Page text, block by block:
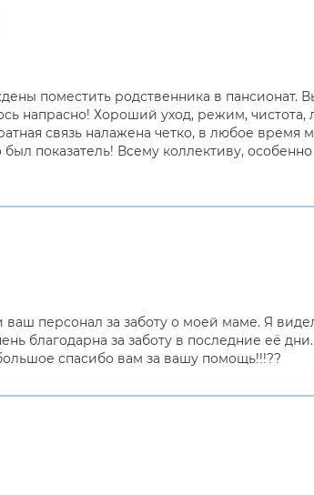
поместить родственника в пансионат.
напрасно! Хороший уход, режим,
связь налажена четко, в любое
был показатель! Всему коллективу,
ваш персонал за заботу о моей маме. Я
благодарна за заботу в последние её
спасибо вам за вашу помощь!!!??